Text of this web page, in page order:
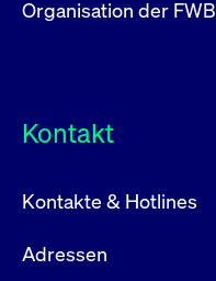
Organisation der FWB
Kontakt
Kontakte & Hotlines
Adressen